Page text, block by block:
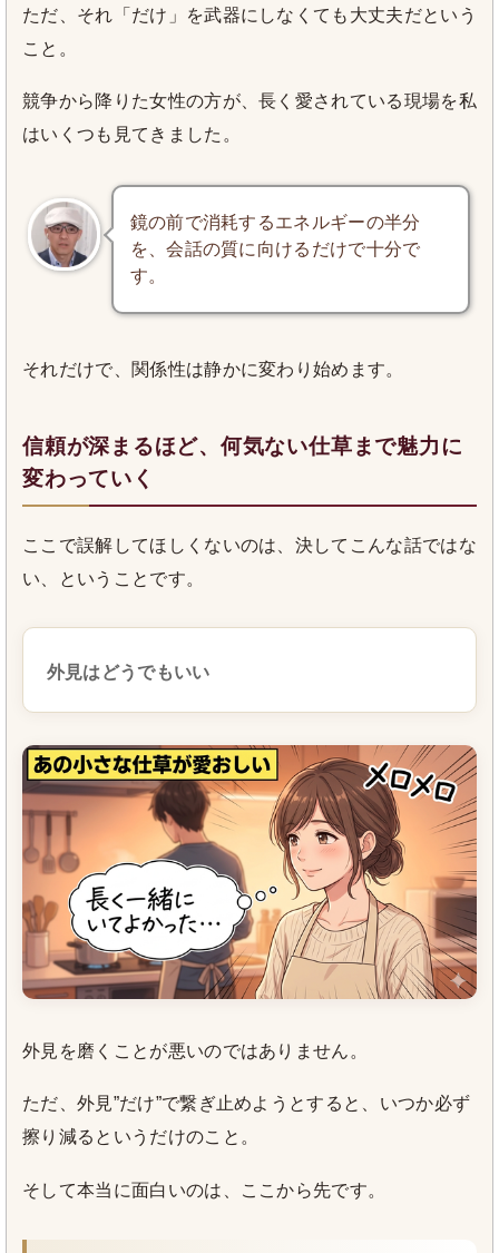
ただ、それ「だけ」を武器にしなくても大丈夫だという
こと。
競争から降りた女性の方が、長く愛されている現場を私
はいくつも見てきました。
鏡の前で消耗するエネルギーの半分
を、会話の質に向けるだけで十分で
す。
それだけで、関係性は静かに変わり始めます。
信頼が深まるほど、何気ない仕草まで魅力に
変わっていく
ここで誤解してほしくないのは、決してこんな話ではな
い、ということです。
外見はどうでもいい
外見を磨くことが悪いのではありません。
ただ、外見”だけ”で繋ぎ止めようとすると、いつか必ず
擦り減るというだけのこと。
そして本当に面白いのは、ここから先です。